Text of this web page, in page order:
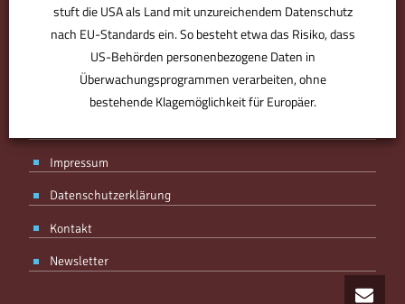
BMV ist der Bürodesigner. Der Partner für den perfekten Standort.
Derjenige, der Sie optimal ausstattet, individuell berät. Plant, was
für Sie zählt – von Anfang an. Ohne Kompromisse, aber mit
Know-how, Designgefühl und Erfahrung. Ihr Partner, mit Spaß an
Impressum
Datenschutzerklärung
Kontakt
Newsletter
stuft die USA als Land mit unzureichendem Datenschutz
nach EU-Standards ein. So besteht etwa das Risiko, dass
US-Behörden personenbezogene Daten in
Überwachungsprogrammen verarbeiten, ohne
bestehende Klagemöglichkeit für Europäer.